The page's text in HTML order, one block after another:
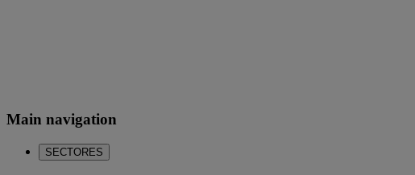
Main navigation
SECTORES